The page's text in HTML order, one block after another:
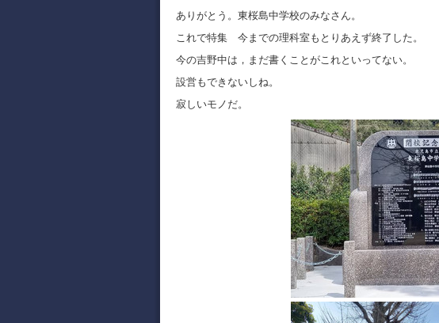
ありがとう。東桜島中学校のみなさん。
これで特集 今までの理科室もとりあえず終了した。
今の吉野中は，まだ書くことがこれといってない。
設営もできないしね。
寂しいモノだ。